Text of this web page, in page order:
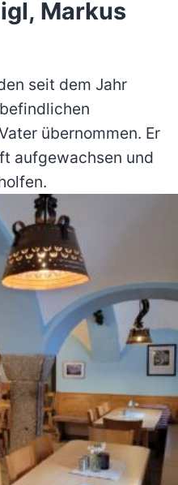
Markus
seit dem Jahr
übernommen. Er
aufgewachsen und